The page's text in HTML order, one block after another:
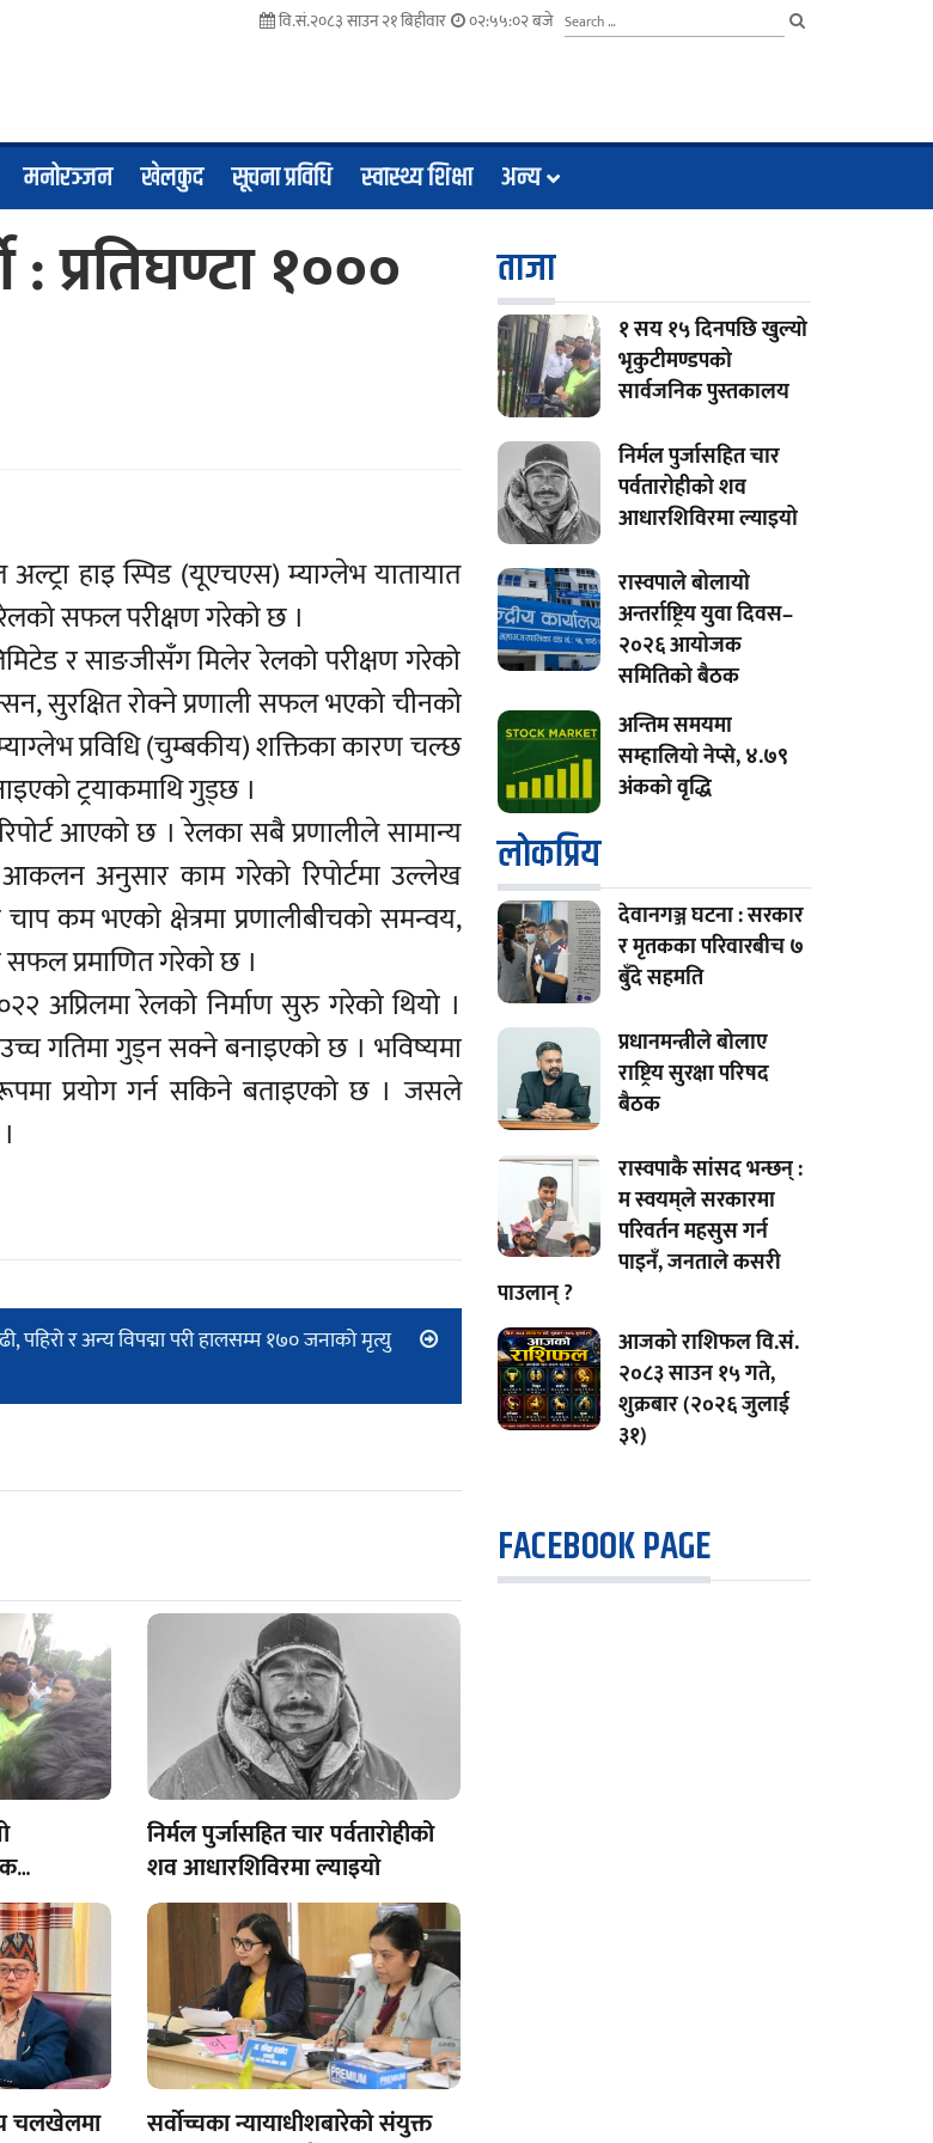
वि.सं.२०८३ साउन २१ बिहीवार ०२:५५:०३ बजे
मनोरञ्जन खेलकुद सूचना प्रविधि स्वास्थ्य शिक्षा अन्य
प्रतिघण्टा १०००
हाइ स्पिड (यूएचएस) म्याग्लेभ यातायात
रेलको सफल परीक्षण गरेको छ ।
र साङजीसँग मिलेर रेलको परीक्षण गरेको
सुरक्षित रोक्ने प्रणाली सफल भएको चीनको
प्रविधि (चुम्बकीय) शक्तिका कारण चल्छ
ट्रयाकमाथि गुड्छ ।
आएको छ । रेलका सबै प्रणालीले सामान्य
अनुसार काम गरेको रिपोर्टमा उल्लेख
कम भएको क्षेत्रमा प्रणालीबीचको समन्वय,
सफल प्रमाणित गरेको छ ।
अप्रिलमा रेलको निर्माण सुरु गरेको थियो ।
उच्च गतिमा गुड्न सक्ने बनाइएको छ । भविष्यमा
प्रयोग गर्न सकिने बताइएको छ । जसले
पहिरो र अन्य विपद्मा परी हालसम्म १७० जनाको मृत्यु
निर्मल पुर्जासहित चार पर्वतारोहीको
शव आधारशिविरमा ल्याइयो
चलखेलमा
सर्वोच्चका न्यायाधीशबारेको संयुक्त
ताजा
१ सय १५ दिनपछि खुल्यो
भृकुटीमण्डपको
सार्वजनिक पुस्तकालय
निर्मल पुर्जासहित चार
पर्वतारोहीको शव
आधारशिविरमा ल्याइयो
रास्वपाले बोलायो
अन्तर्राष्ट्रिय युवा दिवस–
२०२६ आयोजक
समितिको बैठक
अन्तिम समयमा
सम्हालियो नेप्से, ४.७९
अंकको वृद्धि
लाेकप्रिय
देवानगञ्ज घटना : सरकार
र मृतकका परिवारबीच ७
बुँदे सहमति
प्रधानमन्त्रीले बोलाए
राष्ट्रिय सुरक्षा परिषद
बैठक
रास्वपाकै सांसद भन्छन् :
म स्वयम्‌ले सरकारमा
परिवर्तन महसुस गर्न
पाइनँ, जनताले कसरी
पाउलान् ?
आजको राशिफल वि.सं.
२०८३ साउन १५ गते,
शुक्रबार (२०२६ जुलाई
३१)
FACEBOOK PAGE